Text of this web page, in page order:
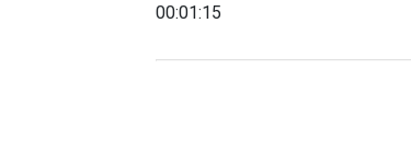
00:01:15